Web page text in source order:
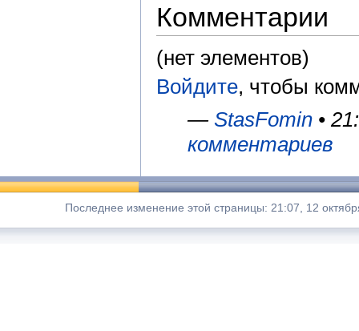
Комментарии
(нет элементов)
Войдите, чтобы
— StasFomin •
комментариев
Последнее изменение этой страницы: 21:07, 12